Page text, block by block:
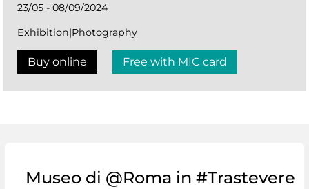
23/05 - 08/09/2024
Exhibition|Photography
Buy online Free with MIC card
Museo di @Roma in #Trastevere